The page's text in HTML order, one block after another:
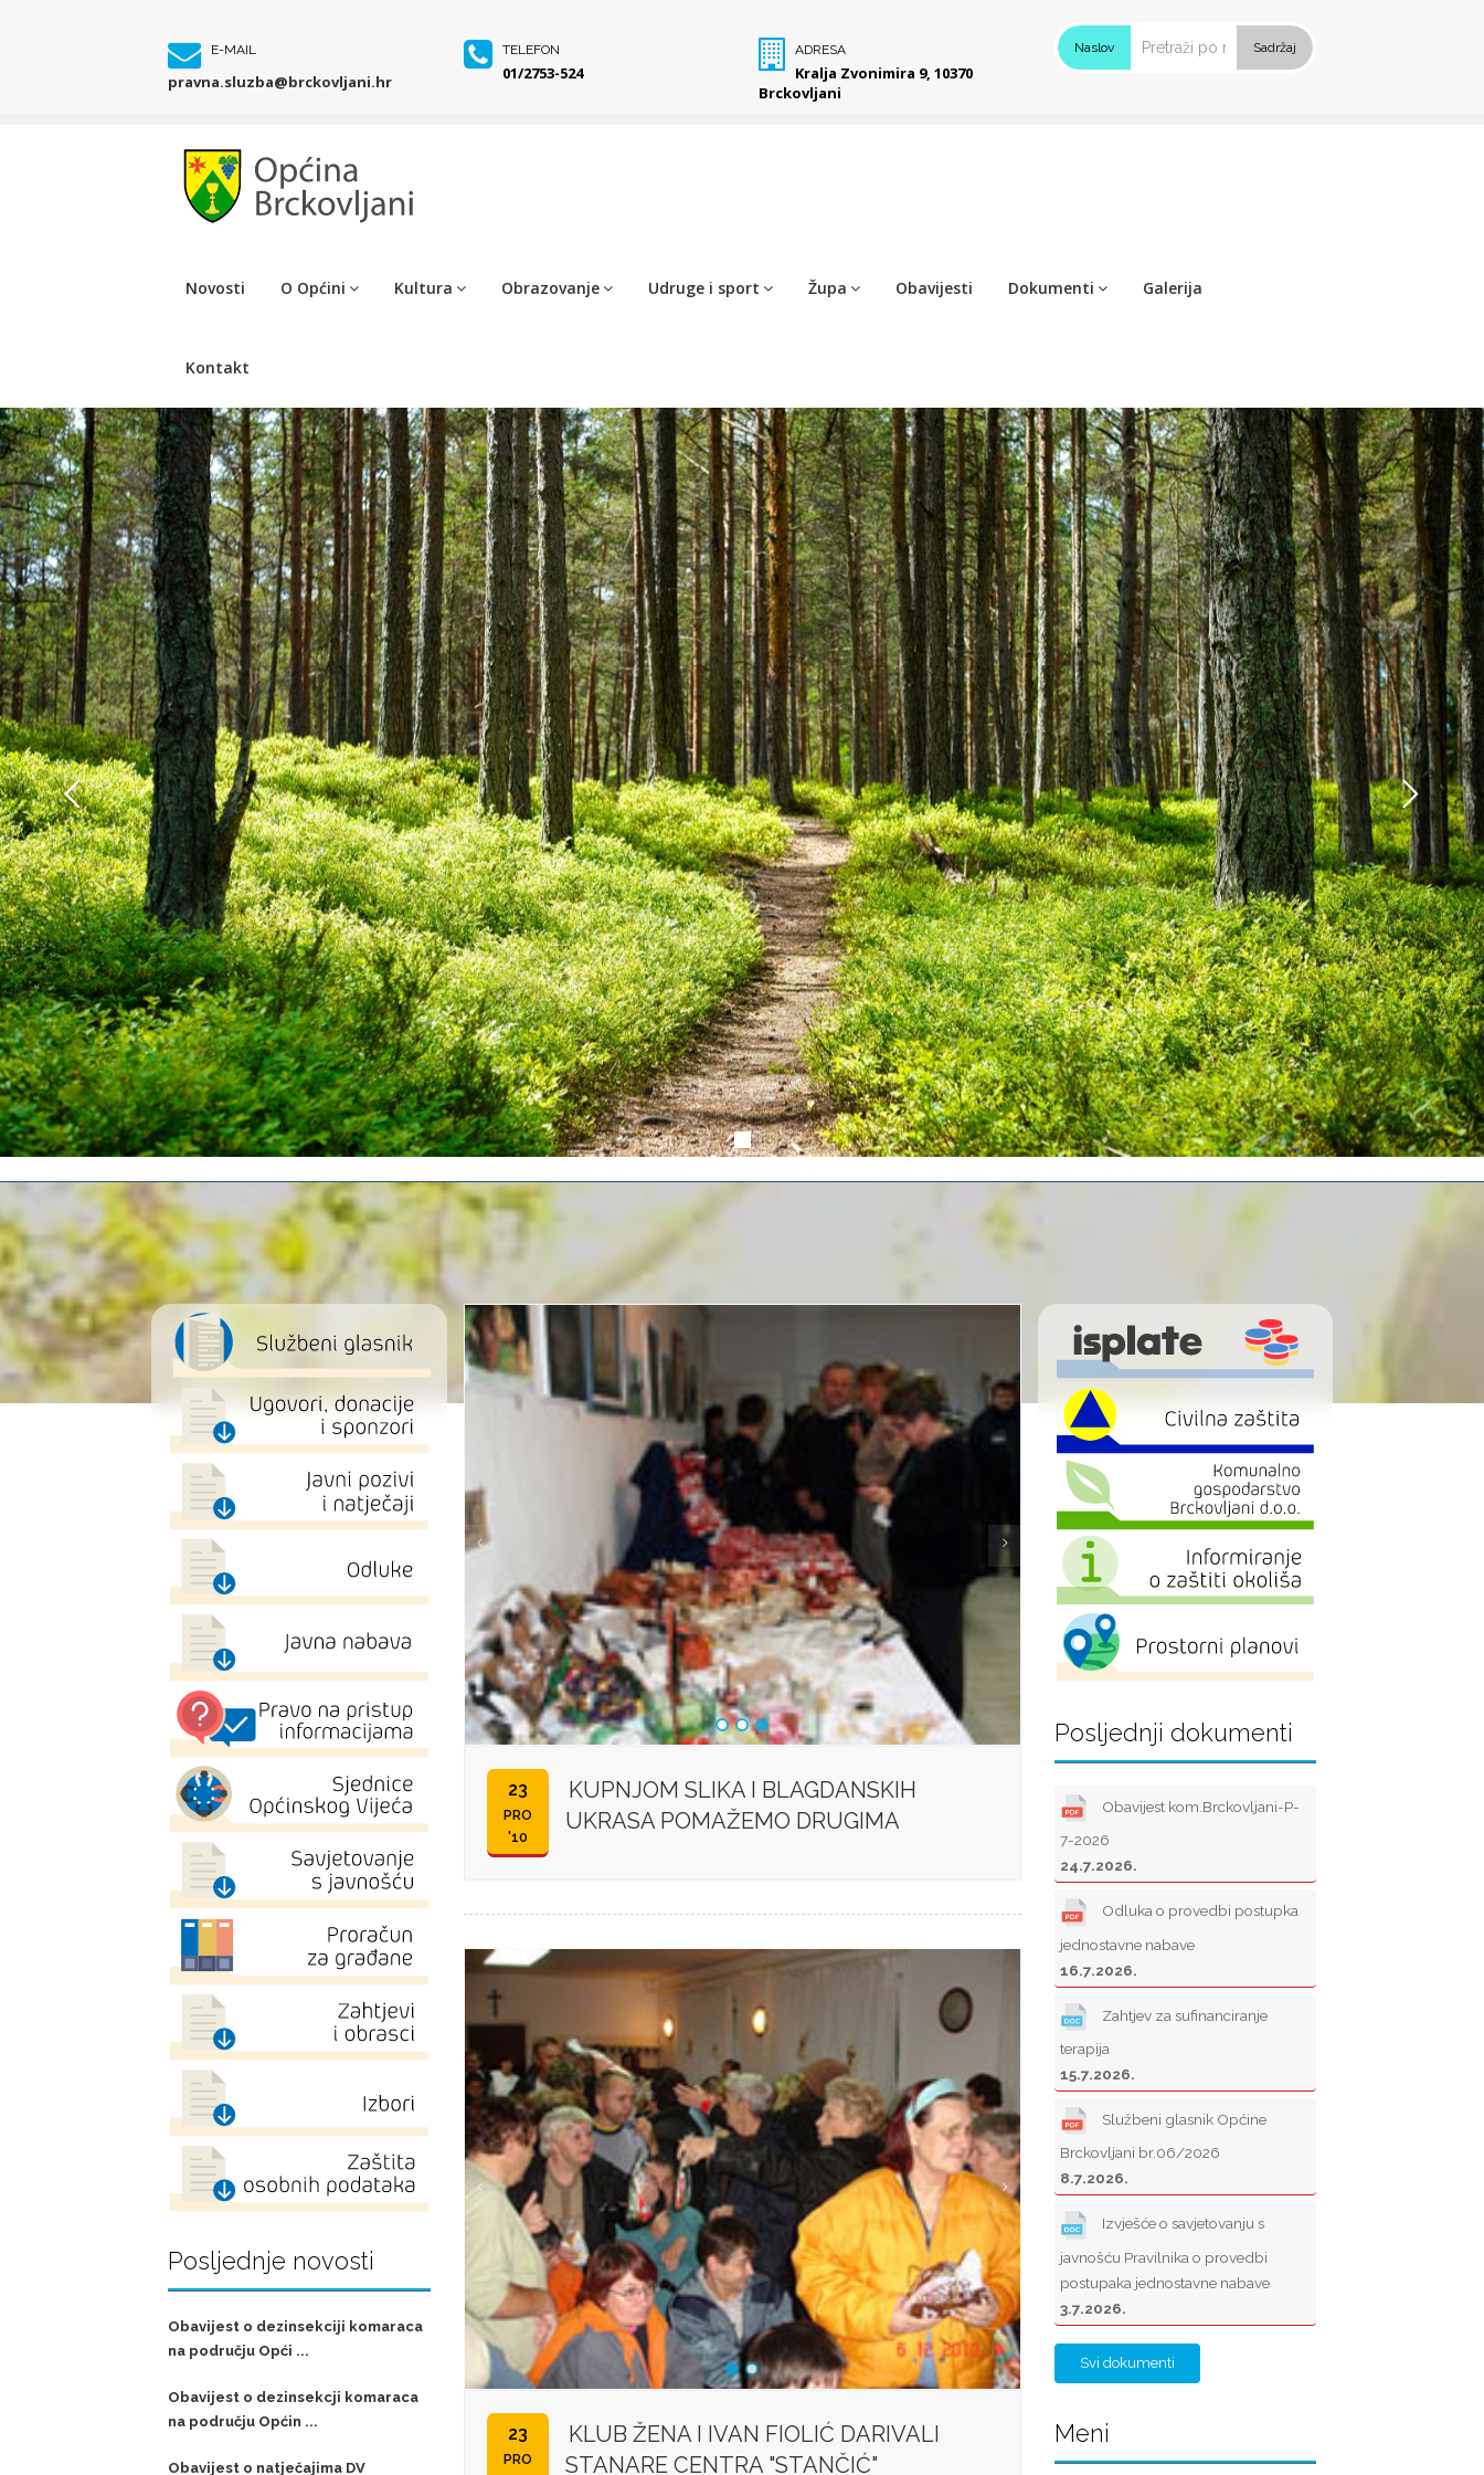
E-MAIL
pravna.sluzba@brckovljani.hr
TELEFON
01/2753-524
ADRESA
Kralja Zvonimira 9, 10370
Brckovljani
Naslov Sadržaj
Novosti O Općini Kultura Obrazovanje Udruge i sport Župa Obavijesti Dokumenti Galerija
Kontakt
Posljednje novosti
Obavijest o dezinsekciji komaraca
na području Opći ...
Obavijest o dezinsekcji komaraca
na području Općin ...
Obavijest o natječajima DV
23
PRO
'10
KUPNJOM SLIKA I BLAGDANSKIH
UKRASA POMAŽEMO DRUGIMA
23
PRO
KLUB ŽENA I IVAN FIOLIĆ DARIVALI
STANARE CENTRA "STANČIĆ"
Posljednji dokumenti
Obavijest kom.Brckovljani-P-
7-2026
24.7.2026.
Odluka o provedbi postupka
jednostavne nabave
16.7.2026.
Zahtjev za sufinanciranje
terapija
15.7.2026.
Službeni glasnik Općine
Brckovljani br.06/2026
8.7.2026.
Izvješće o savjetovanju s
javnošću Pravilnika o provedbi
postupaka jednostavne nabave
3.7.2026.
Svi dokumenti
Meni